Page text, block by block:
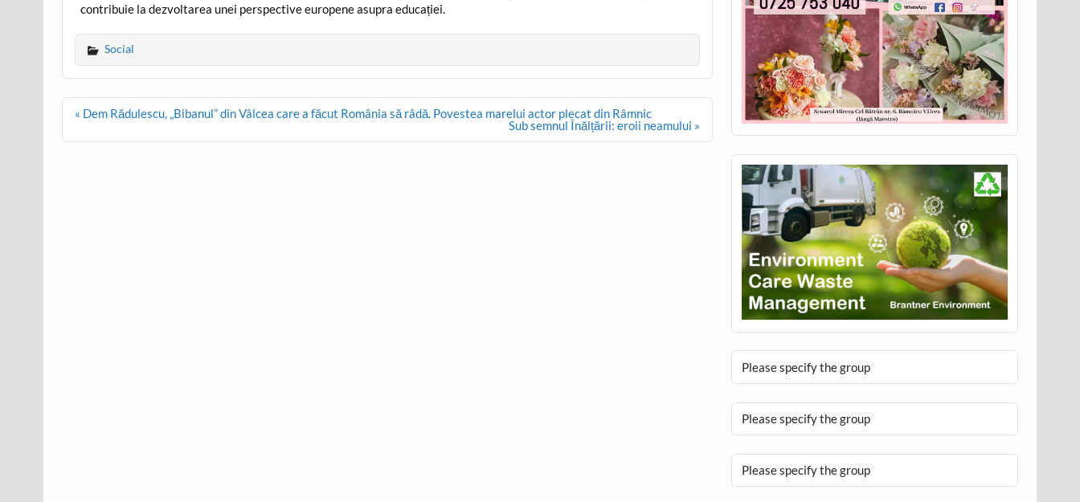
contribuie la dezvoltarea unei perspective europene asupra educației.
Social
Post
« Dem Rădulescu, „Bibanul” din Vâlcea care a făcut România să râdă. Povestea marelui actor plecat din Râmnic
Sub semnul Înălțării: eroii neamului »
Please specify the group
Please specify the group
Please specify the group